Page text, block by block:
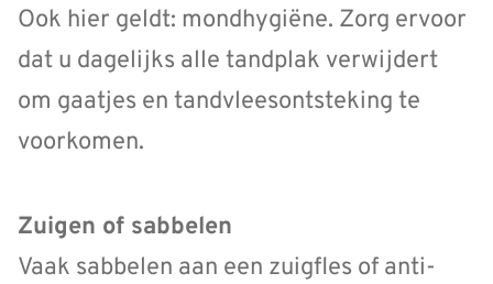
Ook hier geldt: mondhygiëne. Zorg ervoor
dat u dagelijks alle tandplak verwijdert
om gaatjes en tandvleesontsteking te
voorkomen.
Zuigen of sabbelen
Vaak sabbelen aan een zuigfles of anti-